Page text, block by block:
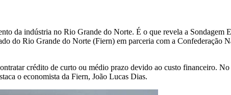
da indústria no Rio Grande do Norte. É o que revela a Sondagem
do Rio Grande do Norte (Fiern) em parceria com a Confederação
crédito de curto ou médio prazo devido ao custo financeiro.
o economista da Fiern, João Lucas Dias.